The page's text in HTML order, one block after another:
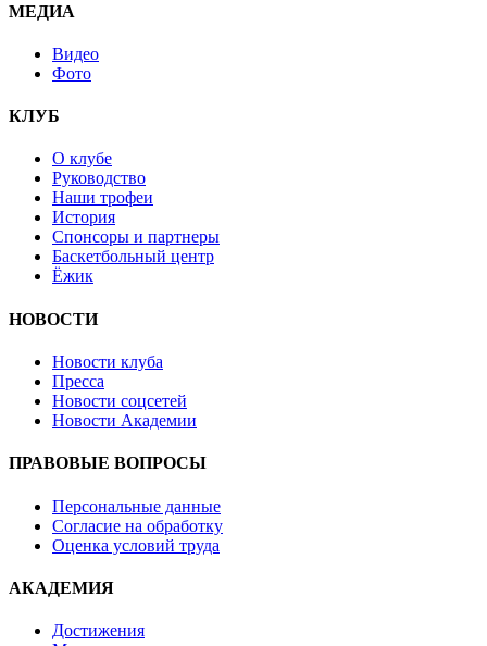
МЕДИА
Видео
Фото
КЛУБ
О клубе
Руководство
Наши трофеи
История
Спонсоры и партнеры
Баскетбольный центр
Ёжик
НОВОСТИ
Новости клуба
Пресса
Новости соцсетей
Новости Академии
ПРАВОВЫЕ ВОПРОСЫ
Персональные данные
Согласие на обработку
Оценка условий труда
АКАДЕМИЯ
Достижения